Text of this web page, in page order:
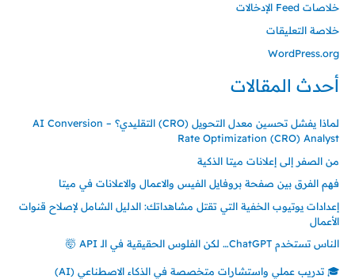
خلاصات Feed الإدخالات
خلاصة التعليقات
WordPress.org
أحدث المقالات
لماذا يفشل تحسين معدل التحويل (CRO) التقليدي؟ – AI Conversion
Rate Optimization (CRO) Analyst
من الصفر إلى إعلانات ميتا الذكية
فهم الفرق بين صفحة بروفايل الفيس والاعمال والاعلانات في ميتا
إعدادات يوتيوب الخفية التي تقتل مشاهداتك: الدليل الشامل لإصلاح قنوات
الأعمال
الناس تستخدم ChatGPT… لكن الفلوس الحقيقية في الـ API 🤯
🎓 تدريب عملي واستشارات متخصصة في الذكاء الاصطناعي (AI)